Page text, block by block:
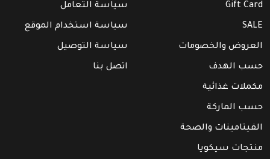
Gift Card
SALE
العروض والخصومات
حسب الهدف
مكملات غذائية
حسب الماركة
الفيتامينات والصحة
منتجات سيكويا
سياسة التعامل
سياسة استخدام الموقع
سياسة التوصيل
اتصل بنا